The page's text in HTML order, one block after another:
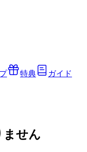
特典 ガイド
ません